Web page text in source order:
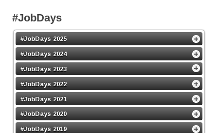
#JobDays
#JobDays 2025
#JobDays 2024
#JobDays 2023
#JobDays 2022
#JobDays 2021
#JobDays 2020
#JobDays 2019